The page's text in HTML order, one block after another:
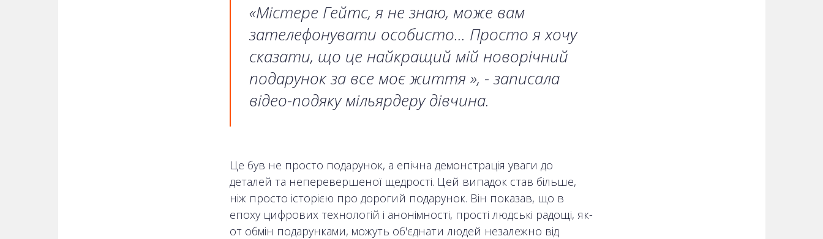
«Містере Гейтс, я не знаю, може вам
зателефонувати особисто... Просто я хочу
сказати, що це найкращий мій новорічний
подарунок за все моє життя », - записала
відео-подяку мільярдеру дівчина.
Це був не просто подарунок, а епічна демонстрація уваги до
деталей та неперевершеної щедрості. Цей випадок став більше,
ніж просто історією про дорогий подарунок. Він показав, що в
епоху цифрових технологій і анонімності, прості людські радощі, як-
от обмін подарунками, можуть об'єднати людей незалежно від